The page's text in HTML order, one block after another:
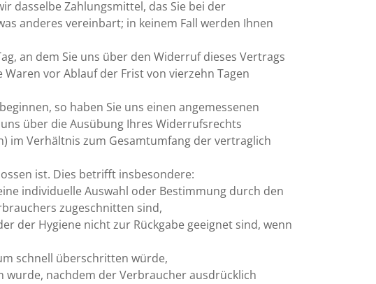
dasselbe Zahlungsmittel, das Sie bei der
anderes vereinbart; in keinem Fall werden Ihnen
an dem Sie uns über den Widerruf dieses Vertrags
vor Ablauf der Frist von vierzehn Tagen
so haben Sie uns einen angemessenen
über die Ausübung Ihres Widerrufsrechts
im Verhältnis zum Gesamtumfang der vertraglich
ist. Dies betrifft insbesondere:
individuelle Auswahl oder Bestimmung durch den
zugeschnitten sind,
der Hygiene nicht zur Rückgabe geeignet sind, wenn
schnell überschritten würde,
nachdem der Verbraucher ausdrücklich